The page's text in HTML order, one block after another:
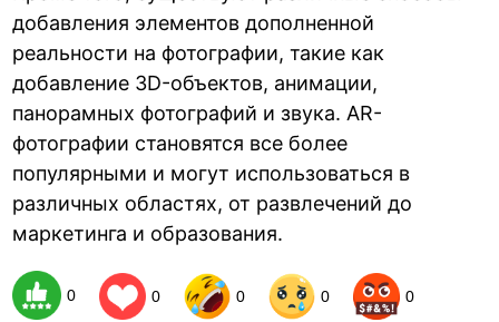
добавления элементов дополненной
реальности на фотографии, такие как
добавление 3D-объектов, анимации,
панорамных фотографий и звука. AR-
фотографии становятся все более
популярными и могут использоваться в
различных областях, от развлечений до
маркетинга и образования.
0 0 0 0 0